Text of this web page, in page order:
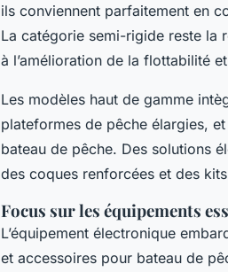
ils conviennent parfaitement en
La catégorie semi-rigide reste la
à l’amélioration de la flottabilité
Les modèles haut de gamme
plateformes de pêche élargies,
bateau de pêche. Des solutions
des coques renforcées et des
Focus sur les équipements
L’équipement électronique
et accessoires pour bateau de